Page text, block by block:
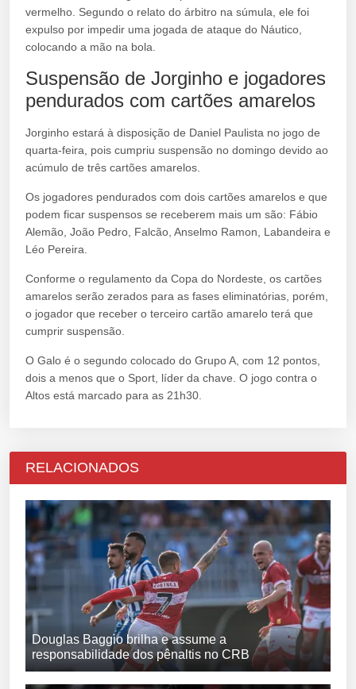
vermelho. Segundo o relato do árbitro na súmula, ele foi
expulso por impedir uma jogada de ataque do Náutico,
colocando a mão na bola.
Suspensão de Jorginho e jogadores
pendurados com cartões amarelos
Jorginho estará à disposição de Daniel Paulista no jogo de
quarta-feira, pois cumpriu suspensão no domingo devido ao
acúmulo de três cartões amarelos.
Os jogadores pendurados com dois cartões amarelos e que
podem ficar suspensos se receberem mais um são: Fábio
Alemão, João Pedro, Falcão, Anselmo Ramon, Labandeira e
Léo Pereira.
Conforme o regulamento da Copa do Nordeste, os cartões
amarelos serão zerados para as fases eliminatórias, porém,
o jogador que receber o terceiro cartão amarelo terá que
cumprir suspensão.
O Galo é o segundo colocado do Grupo A, com 12 pontos,
dois a menos que o Sport, líder da chave. O jogo contra o
Altos está marcado para as 21h30.
RELACIONADOS
Douglas Baggio brilha e assume a
responsabilidade dos pênaltis no CRB